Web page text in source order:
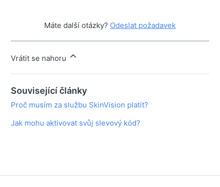
Máte další otázky? Odeslat požadavek
Vrátit se nahoru
Související články
Proč musím za službu SkinVision platit?
Jak mohu aktivovat svůj slevový kód?